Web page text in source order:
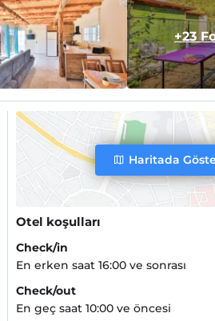
+23
Haritada
Otel koşulları
Check/in
En erken saat 16:00 ve sonrası
Check/out
En geç saat 10:00 ve öncesi